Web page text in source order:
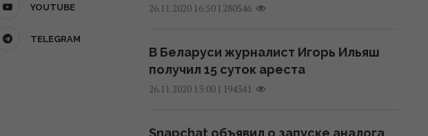
YOUTUBE
TELEGRAM
26.11.2020 16:50| 280546
В Беларуси журналист Игорь Ильяш
получил 15 суток ареста
26.11.2020 13:00| 194341
Snapchat объявил о запуске аналога